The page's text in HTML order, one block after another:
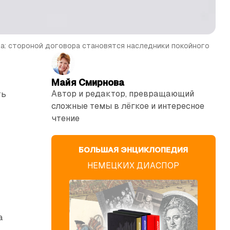
стороной договора становятся наследники покойного
Майя Смирнова
Автор и редактор, превращающий
сложные темы в лёгкое и интересное
чтение
БОЛЬШАЯ ЭНЦИКЛОПЕДИЯ
НЕМЕЦКИХ ДИАСПОР